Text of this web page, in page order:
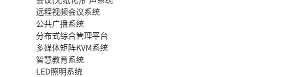
远程视频会议系统
公共广播系统
分布式综合管理平台
多媒体矩阵KVM系统
智慧教育系统
LED照明系统